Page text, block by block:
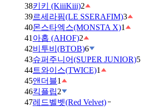
38키키 (KiiiKiii)2
39르세라핌(LE SSERAFIM)3
40몬스타엑스(MONSTA X)1
41 아홉 (AHOF)2
42비투비(BTOB)6
43슈퍼주니어(SUPER JUNIOR)5
44트와이스(TWICE)1
45앤더블1
46킥플립2
47레드벨벳(Red Velvet)